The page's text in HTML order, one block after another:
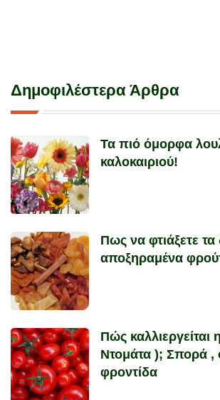
Δημοφιλέστερα Άρθρα
Τα πιό όμορφα
καλοκαιριού!
Πως να φτιάξετε τα
αποξηραμένα
Πώς καλλιεργείται
Ντομάτα ); Σπορά ,
φροντίδα